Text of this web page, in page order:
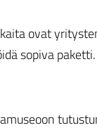
ovat
sopiva